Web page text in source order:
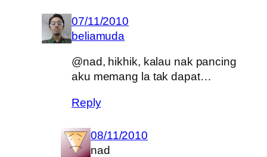
07/11/2010
beliamuda
@nad, hikhik, kalau nak pancing
aku memang la tak dapat…
Reply
08/11/2010
nad